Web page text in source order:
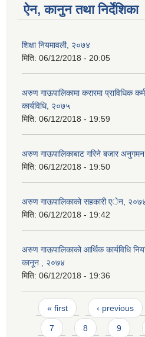
ऐन, कानुन तथा निर्देशिका
शिक्षा नियमावली, २०७४
मिति: 06/12/2018 - 20:05
अरुण गाऊपालिकामा करारमा प्राविधिक
कार्यविधि, २०७५
मिति: 06/12/2018 - 19:59
अरुण गाऊपालिकाबाट गरिने बजार अनुगमन
मिति: 06/12/2018 - 19:50
अरुण गाऊपालिकाको सहकारी एेन,
मिति: 06/12/2018 - 19:42
अरुण गाऊपालिकाको आर्थिक कार्यविधि
कानून , २०७४
मिति: 06/12/2018 - 19:36
Pages
« first ‹ previous
7 8 9